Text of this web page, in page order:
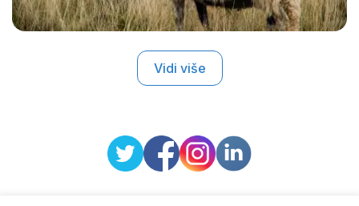
Vidi više